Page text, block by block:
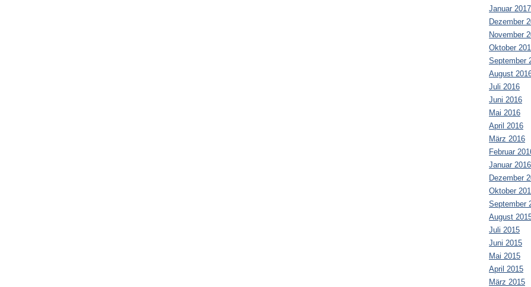
Januar 2017
Dezember
November
Oktober
September
August
Juli 2016
Juni 2016
Mai 2016
April 2016
März 2016
Februar
Januar 2016
Dezember
Oktober
September
August
Juli 2015
Juni 2015
Mai 2015
April 2015
März 2015